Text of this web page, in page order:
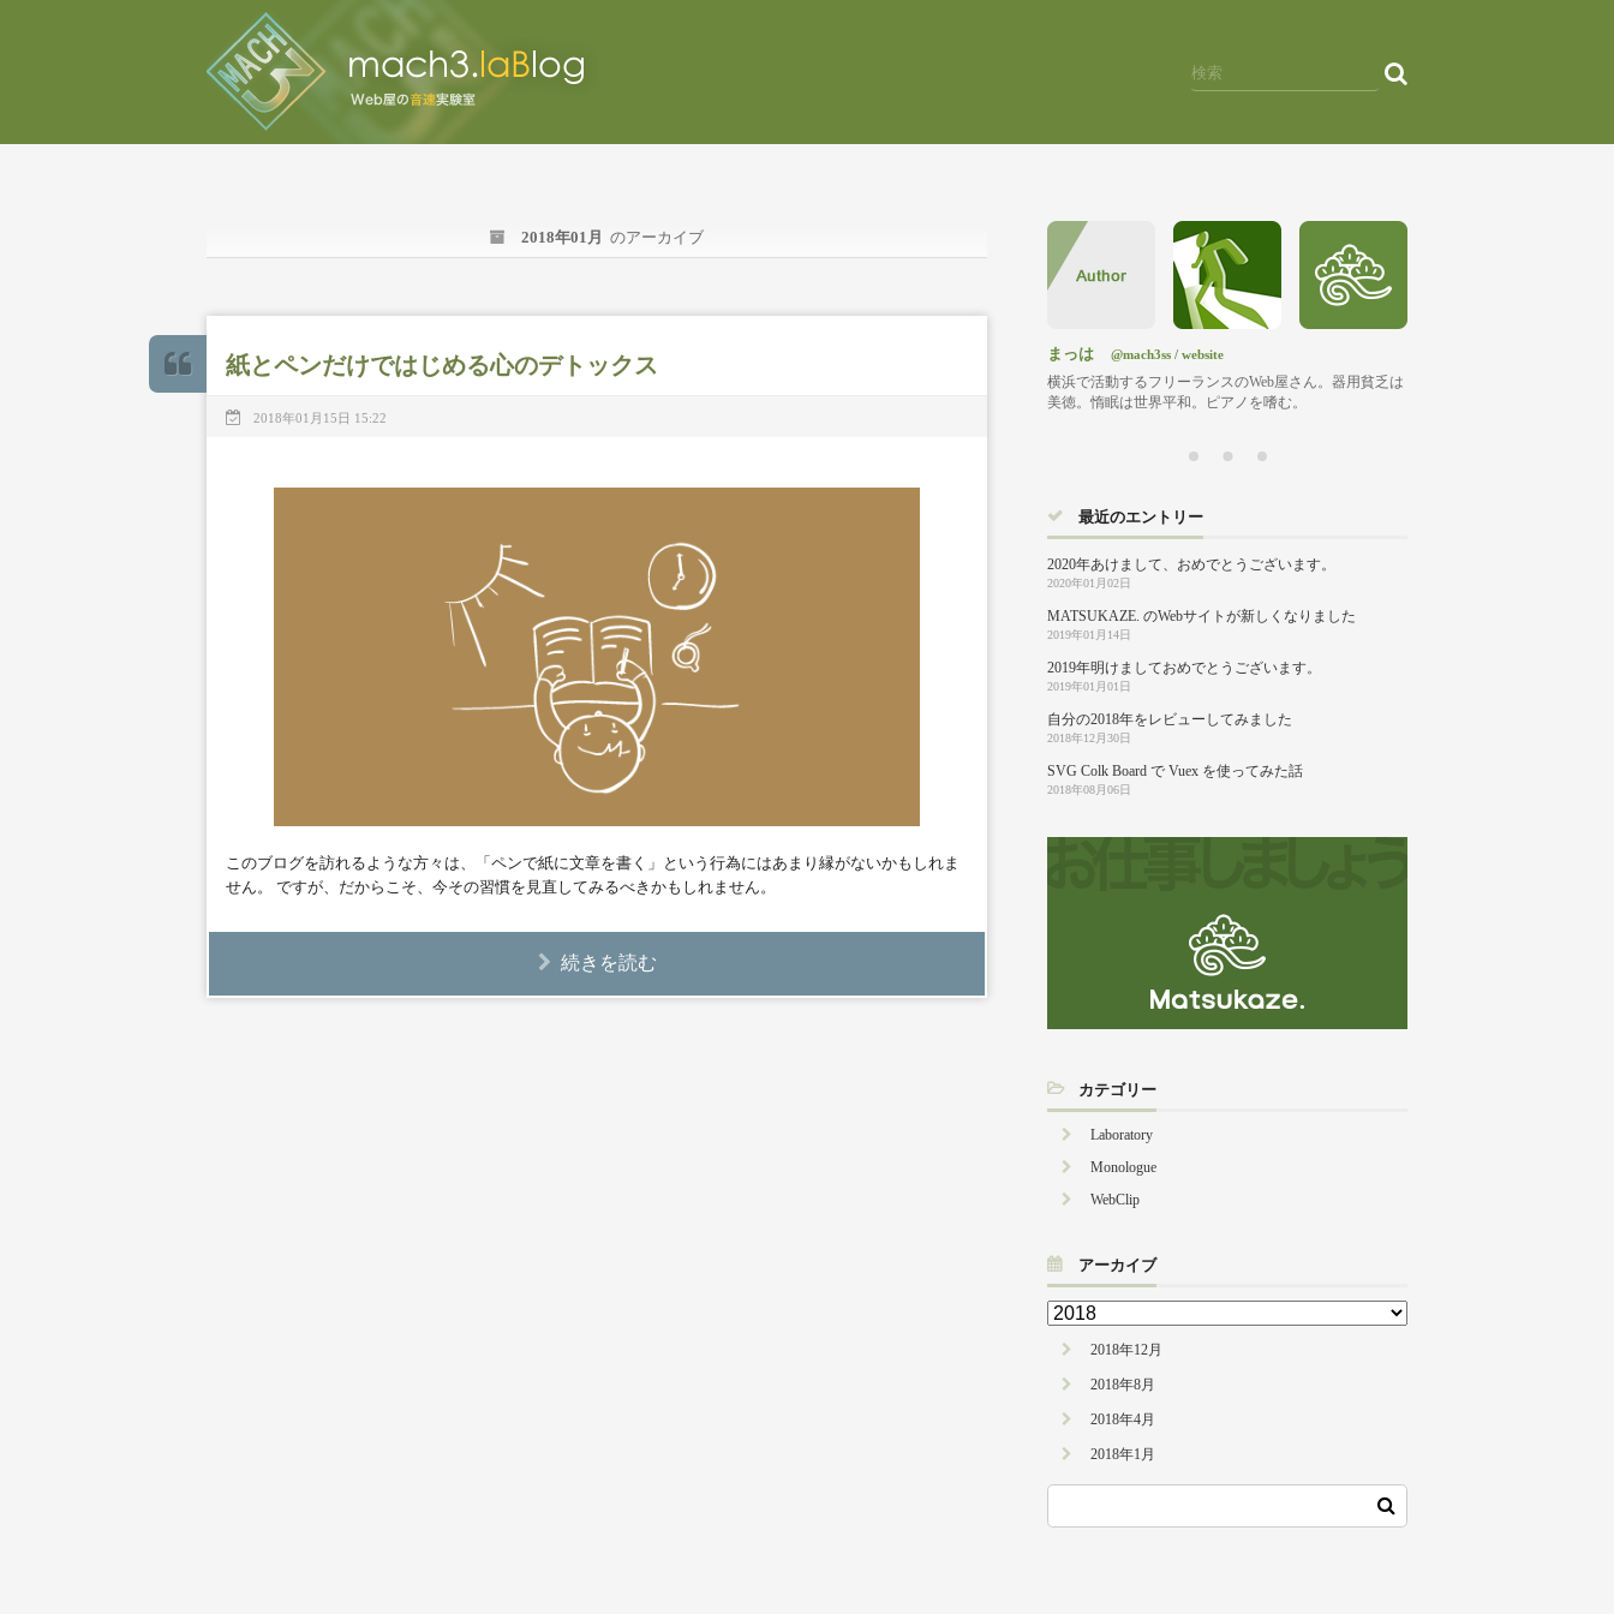
2018年01月 のアーカイブ
紙とペンだけではじめる心のデトックス
2018年01月15日 15:22
このブログを訪れるような方々は、「ペンで紙に文章を書く」という行為にはあまり縁がないかもしれま
せん。 ですが、だからこそ、今その習慣を見直してみるべきかもしれません。
続きを読む
まっは @mach3ss/ website
横浜で活動するフリーランスのWeb屋さん。器用貧乏は
美徳。惰眠は世界平和。ピアノを嗜む。
最近のエントリー
2020年あけまして、おめでとうございます。
2020年01月02日
MATSUKAZE. のWebサイトが新しくなりました
2019年01月14日
2019年明けましておめでとうございます。
2019年01月01日
自分の2018年をレビューしてみました
2018年12月30日
SVG Colk Board で Vuex を使ってみた話
2018年08月06日
カテゴリー
Laboratory
Monologue
WebClip
アーカイブ
2018年12月
2018年8月
2018年4月
2018年1月